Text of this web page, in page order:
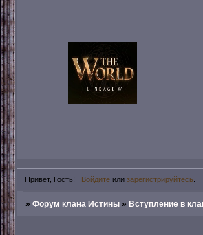
Привет, Гость! Войдитеили зарегистрируйтесь
»Форум клана Истины »Вступление в